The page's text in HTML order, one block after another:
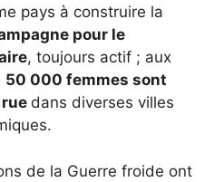
pays à construire la
pour le
, toujours actif ; aux
50 000 femmes sont
dans diverses villes
de la Guerre froide ont